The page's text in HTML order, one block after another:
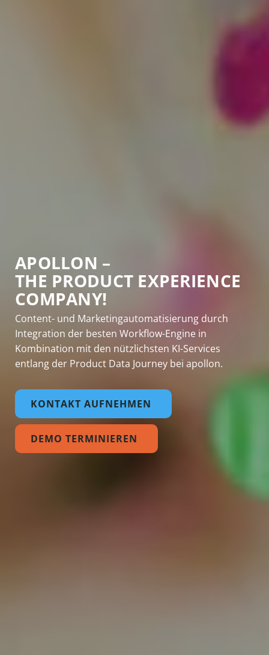
APOLLON –
THE PRODUCT EXPERIENCE
COMPANY!
Content- und Marketingautomatisierung durch
Integration der besten Workflow-Engine in
Kombination mit den nützlichsten KI-Services
entlang der Product Data Journey bei apollon.
KONTAKT AUFNEHMEN
DEMO TERMINIEREN